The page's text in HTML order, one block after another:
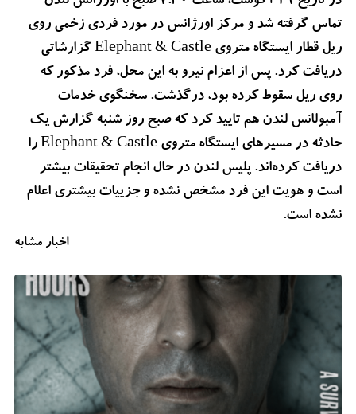
تماس گرفته شد و مرکز اورژانس در مورد فردی زخمی روی
ریل قطار ایستگاه متروی Elephant & Castle گزارشاتی
دریافت کرد. پس از اعزام نیرو به این محل، فرد مذکور که
روی ریل سقوط کرده بود، درگذشت. سخنگوی خدمات
آمبولانس لندن هم تایید کرد که صبح روز شنبه گزارش یک
حادثه در مسیرهای ایستگاه متروی Elephant & Castle را
دریافت کرده‌اند. پلیس لندن در حال انجام تحقیقات بیشتر
است و هویت این فرد مشخص نشده و جزییات بیشتری اعلام
نشده است.
اخبار مشابه